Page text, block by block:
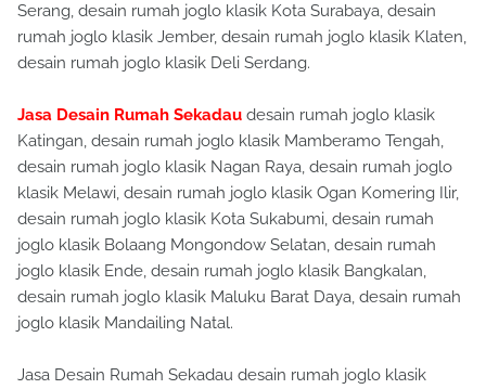
Serang, desain rumah joglo klasik Kota Surabaya, desain
rumah joglo klasik Jember, desain rumah joglo klasik Klaten,
desain rumah joglo klasik Deli Serdang.
Jasa Desain Rumah Sekadau desain rumah joglo klasik
Katingan, desain rumah joglo klasik Mamberamo Tengah,
desain rumah joglo klasik Nagan Raya, desain rumah joglo
klasik Melawi, desain rumah joglo klasik Ogan Komering Ilir,
desain rumah joglo klasik Kota Sukabumi, desain rumah
joglo klasik Bolaang Mongondow Selatan, desain rumah
joglo klasik Ende, desain rumah joglo klasik Bangkalan,
desain rumah joglo klasik Maluku Barat Daya, desain rumah
joglo klasik Mandailing Natal.
Jasa Desain Rumah Sekadau desain rumah joglo klasik